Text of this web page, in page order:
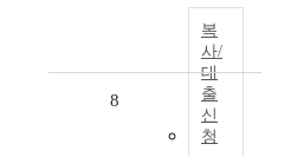
복
사/
대
출
신
청
8